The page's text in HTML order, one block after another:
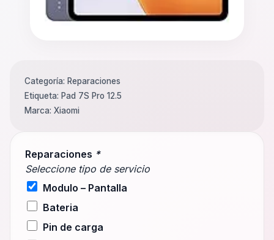
Reparaciones *
Seleccione tipo de servicio
Modulo – Pantalla
Bateria
Pin de carga
Categoría: Reparaciones
Etiqueta: Pad 7S Pro 12.5
Marca: Xiaomi